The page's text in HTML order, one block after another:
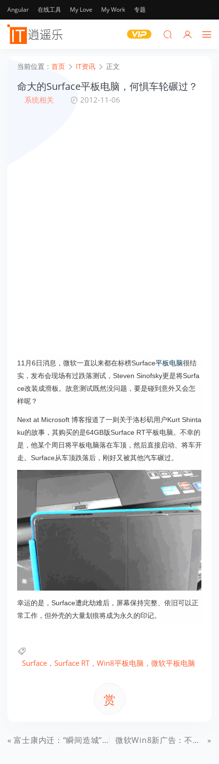
Angular 在线工具 My Love My Work 专题
当前位置： 首页 IT资讯 正文
命大的Surface平板电脑，何惧车轮碾过？
系统相关 2012-11-06
11月6日消息，微软一直以来都在标榜Surface平板电脑很结
实，发布会现场有过跌落测试，Steven Sinofsky更是将Surfa
ce改装成滑板。故意测试既然没问题，要是碰到意外又会怎
样呢？
Next at Microsoft 博客报道了一则关于洛杉矶用户Kurt Shinta
ku的故事，其购买的是64GB版Surface RT平板电脑。不幸的
是，他某个周日将平板电脑落在车顶，然后直接启动、将车开
走。Surface从车顶跌落后，刚好又被其他汽车碾过。
幸运的是，Surface遭此劫难后，屏幕保持完整、依旧可以正
常工作，但外壳的大量划痕将成为永久的印记。
Surface，Surface RT，Win8平板电脑，微软平板电脑
赏
富士康内迁：“瞬间造城”大戏和消失的村庄 微软Win8新广告：不仅能用于工作，娱乐性也很强